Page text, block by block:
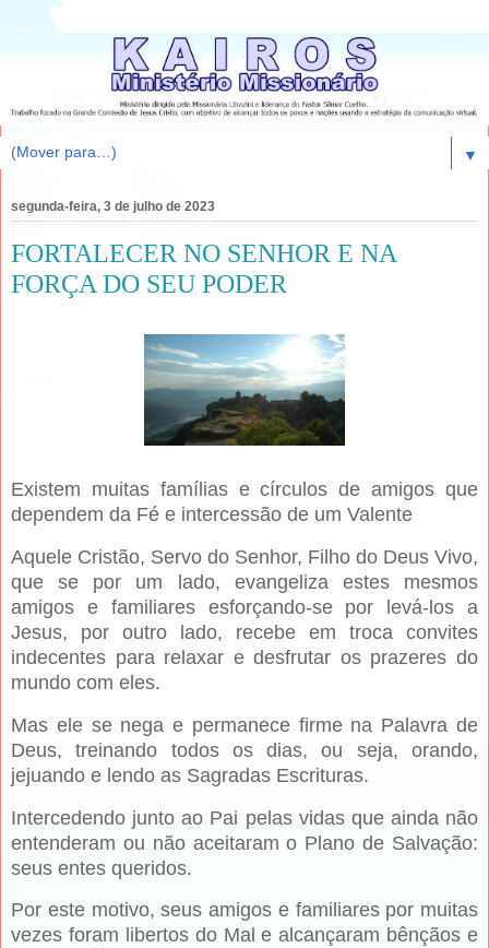
▼
segunda-feira, 3 de julho de 2023
FORTALECER NO SENHOR E NA
FORÇA DO SEU PODER
Existem muitas famílias e círculos de amigos que
dependem da Fé e intercessão de um Valente
Aquele Cristão, Servo do Senhor, Filho do Deus Vivo,
que se por um lado, evangeliza estes mesmos
amigos e familiares esforçando-se por levá-los a
Jesus, por outro lado, recebe em troca convites
indecentes para relaxar e desfrutar os prazeres do
mundo com eles.
Mas ele se nega e permanece firme na Palavra de
Deus, treinando todos os dias, ou seja, orando,
jejuando e lendo as Sagradas Escrituras.
Intercedendo junto ao Pai pelas vidas que ainda não
entenderam ou não aceitaram o Plano de Salvação:
seus entes queridos.
Por este motivo, seus amigos e familiares por muitas
vezes foram libertos do Mal e alcançaram bênçãos e